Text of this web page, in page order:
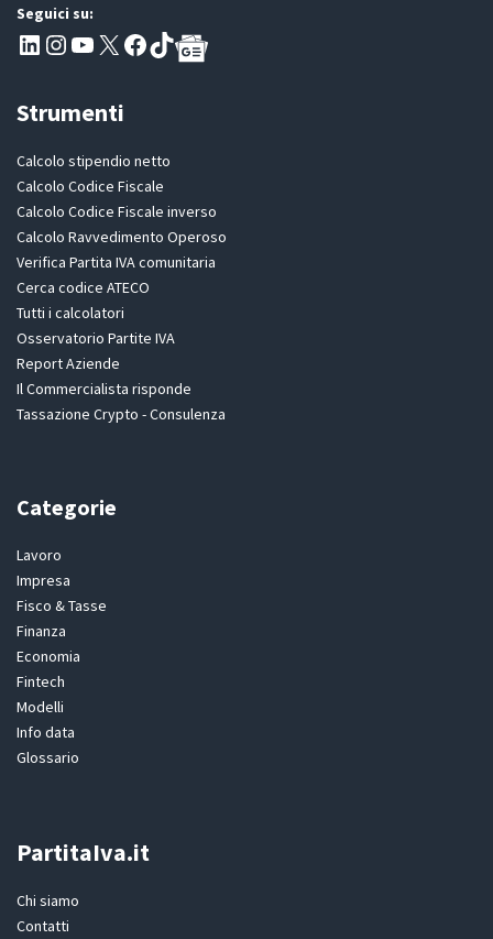
Seguici su:
Pagina LinkedIn PartitaIva
Instagram
Canale YouTube Evoluzione - Partitaiva.it
X Segui PartitaIva su Facebook
TikTok
Strumenti
Calcolo stipendio netto
Calcolo Codice Fiscale
Calcolo Codice Fiscale inverso
Calcolo Ravvedimento Operoso
Verifica Partita IVA comunitaria
Cerca codice ATECO
Tutti i calcolatori
Osservatorio Partite IVA
Report Aziende
Il Commercialista risponde
Tassazione Crypto - Consulenza
Categorie
Lavoro
Impresa
Fisco & Tasse
Finanza
Economia
Fintech
Modelli
Info data
Glossario
PartitaIva.it
Chi siamo
Contatti